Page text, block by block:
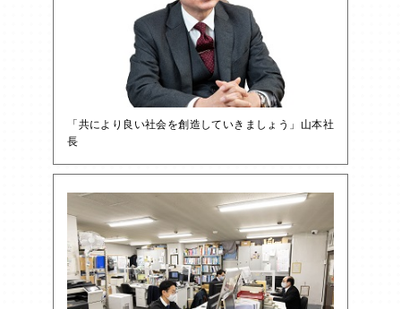
「共により良い社会を創造していきましょう」山本社
長